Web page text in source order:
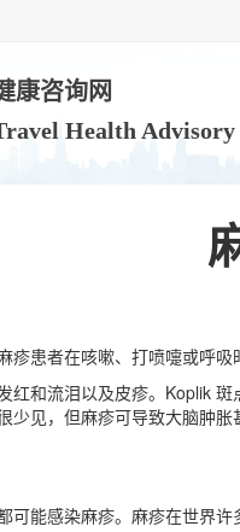
康咨询网
Health
疹患者在咳嗽、打喷嚏或呼
红和流泪以及皮疹。Koplik
少见，但麻疹可导致大脑肿
可能感染麻疹。麻疹在世界